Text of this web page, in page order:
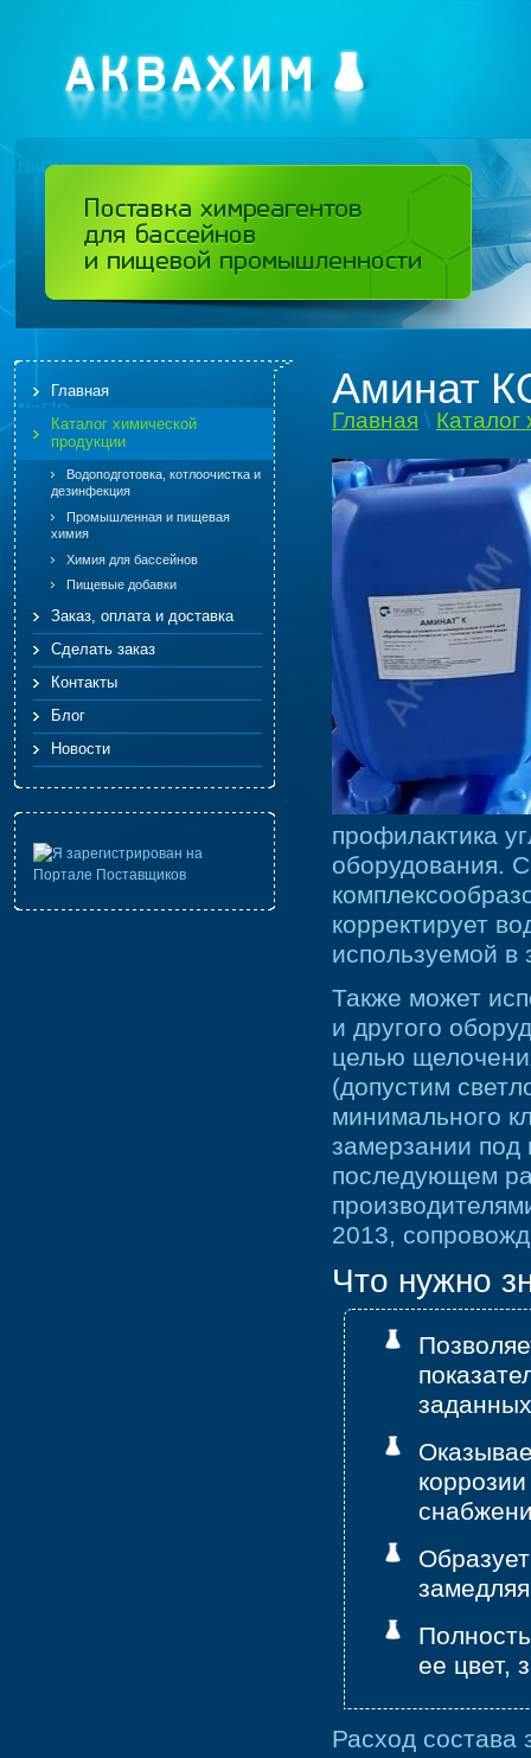
Главная
Каталог химической
продукции
Водоподготовка, котлоочистка и
дезинфекция
Промышленная и пищевая
химия
Химия для бассейнов
Пищевые добавки
Заказ, оплата и доставка
Сделать заказ
Контакты
Блог
Новости
Аминат
Главная \ Каталог
профилактика
оборудования.
корректирует
используемой в
Также может
и другого
целью
(допустим
минимального
замерзании под
последующем
2013,
Что нужно
ее цвет,
Расход состава